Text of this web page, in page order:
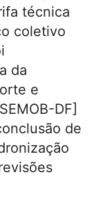
técnica
coletivo
da
e
DF]
de